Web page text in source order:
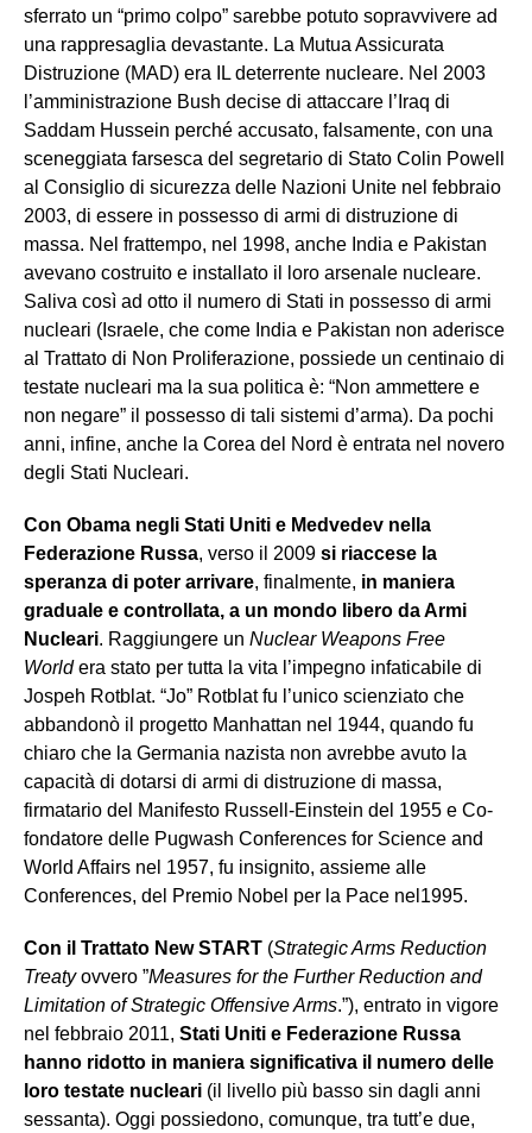
sferrato un “primo colpo” sarebbe potuto sopravvivere ad
una rappresaglia devastante. La Mutua Assicurata
Distruzione (MAD) era IL deterrente nucleare. Nel 2003
l’amministrazione Bush decise di attaccare l’Iraq di
Saddam Hussein perché accusato, falsamente, con una
sceneggiata farsesca del segretario di Stato Colin Powell
al Consiglio di sicurezza delle Nazioni Unite nel febbraio
2003, di essere in possesso di armi di distruzione di
massa. Nel frattempo, nel 1998, anche India e Pakistan
avevano costruito e installato il loro arsenale nucleare.
Saliva così ad otto il numero di Stati in possesso di armi
nucleari (Israele, che come India e Pakistan non aderisce
al Trattato di Non Proliferazione, possiede un centinaio di
testate nucleari ma la sua politica è: “Non ammettere e
non negare” il possesso di tali sistemi d’arma). Da pochi
anni, infine, anche la Corea del Nord è entrata nel novero
degli Stati Nucleari.
Con Obama negli Stati Uniti e Medvedev nella
Federazione Russa, verso il 2009 si riaccese la
speranza di poter arrivare, finalmente, in maniera
graduale e controllata, a un mondo libero da Armi
Nucleari. Raggiungere un Nuclear Weapons Free
Worldera stato per tutta la vita l’impegno infaticabile di
Jospeh Rotblat. “Jo” Rotblat fu l’unico scienziato che
abbandonò il progetto Manhattan nel 1944, quando fu
chiaro che la Germania nazista non avrebbe avuto la
capacità di dotarsi di armi di distruzione di massa,
firmatario del Manifesto Russell-Einstein del 1955 e Co-
fondatore delle Pugwash Conferences for Science and
World Affairs nel 1957, fu insignito, assieme alle
Conferences, del Premio Nobel per la Pace nel1995.
Con il Trattato New START (Strategic Arms Reduction
Treatyovvero ”Measures for the Further Reduction and
Limitation of Strategic Offensive Arms.”), entrato in vigore
nel febbraio 2011, Stati Uniti e Federazione Russa
hanno ridotto in maniera significativa il numero delle
loro testate nucleari (il livello più basso sin dagli anni
sessanta). Oggi possiedono, comunque, tra tutt’e due,